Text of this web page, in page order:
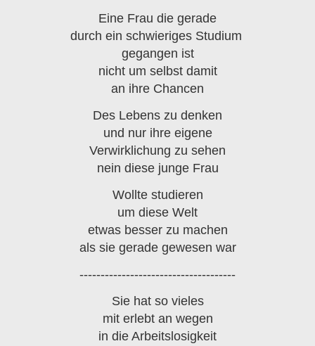
Eine Frau die gerade
durch ein schwieriges Studium
gegangen ist
nicht um selbst damit
an ihre Chancen
Des Lebens zu denken
und nur ihre eigene
Verwirklichung zu sehen
nein diese junge Frau
Wollte studieren
um diese Welt
etwas besser zu machen
als sie gerade gewesen war
-------------------------------------
Sie hat so vieles
mit erlebt an wegen
in die Arbeitslosigkeit